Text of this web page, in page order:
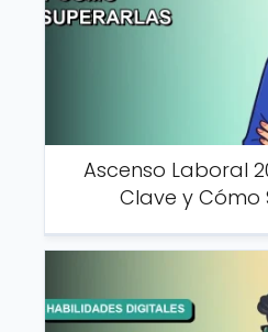
Ascenso Laboral
Clave y Cómo